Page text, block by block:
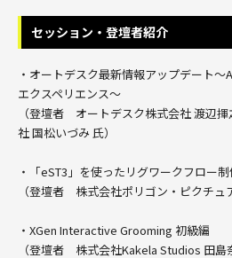
セッション・登壇者紹介
・オートデスク最新情報アップデート
エクスペリエンス〜
（登壇者 オートデスク株式会社 渡辺
社 国松いづみ 氏）
・「eST3」を使ったリグワークフロー
（登壇者 株式会社ポリゴン・ピクチュ
・XGen Interactive Grooming 初級編
（登壇者 株式会社Kakela Studios 田島